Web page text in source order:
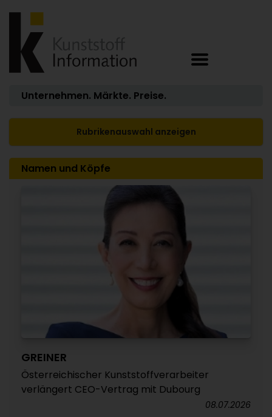
Unternehmen. Märkte. Preise.
Rubrikenauswahl anzeigen
Namen und Köpfe
GREINER
Österreichischer Kunststoffverarbeiter
verlängert CEO-Vertrag mit Dubourg
08.07.2026